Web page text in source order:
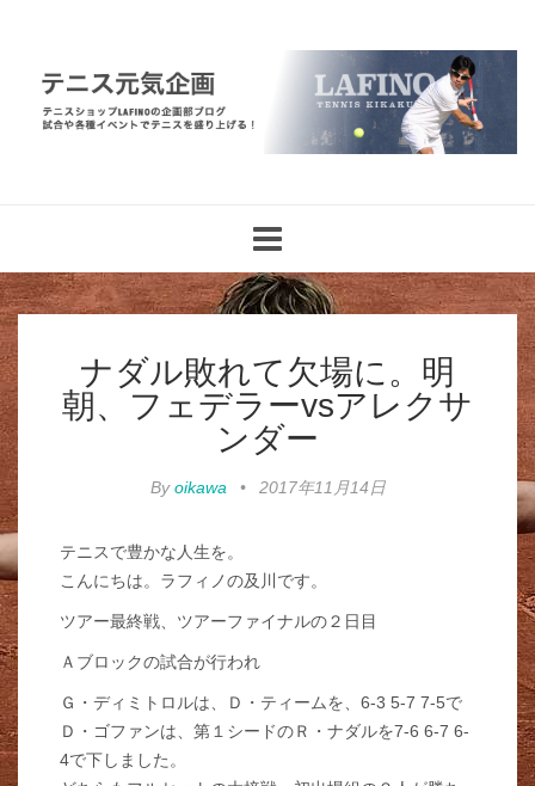
navigation
ナダル敗れて欠場に。明
朝、フェデラーvsアレクサ
ンダー
Byoikawa • 2017年11月14日
テニスで豊かな人生を。
こんにちは。ラフィノの及川です。
ツアー最終戦、ツアーファイナルの２日目
Ａブロックの試合が行われ
Ｇ・ディミトロルは、Ｄ・ティームを、6-3 5-7 7-5で
Ｄ・ゴファンは、第１シードのＲ・ナダルを7-6 6-7 6-
4で下しました。